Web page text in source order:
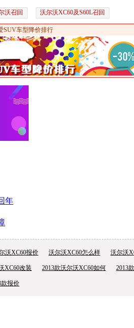
沃召回 沃尔沃XC60及S60L召回
SUV车型降价排行
年
沃XC60报价 沃尔沃XC60怎么样 沃尔沃
XC60改装 2013款沃尔沃XC60如何 2013
款报价